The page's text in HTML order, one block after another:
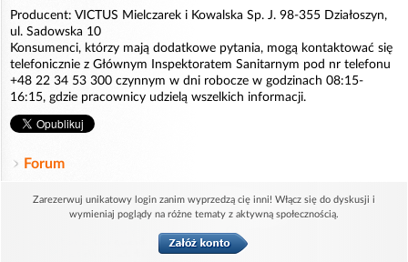
Producent: VICTUS Mielczarek i Kowalska Sp. J. 98-355 Działoszyn,
ul. Sadowska 10
Konsumenci, którzy mają dodatkowe pytania, mogą kontaktować się
telefonicznie z Głównym Inspektoratem Sanitarnym pod nr telefonu
+48 22 34 53 300 czynnym w dni robocze w godzinach 08:15-
16:15, gdzie pracownicy udzielą wszelkich informacji.
Forum
Zarezerwuj unikatowy login zanim wyprzedzą cię inni! Włącz się do dyskusji i
wymieniaj poglądy na różne tematy z aktywną społecznością.